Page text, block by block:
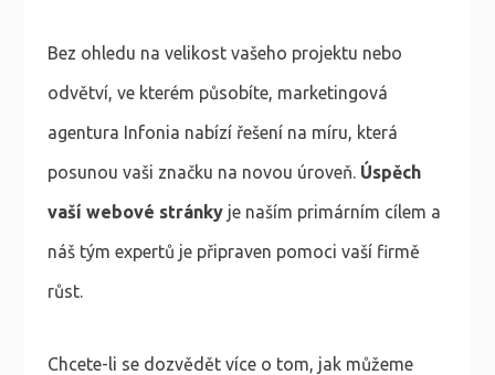
Bez ohledu na velikost vašeho projektu nebo
odvětví, ve kterém působíte, marketingová
agentura Infonia nabízí řešení na míru, která
posunou vaši značku na novou úroveň. Úspěch
vaší webové stránkyje naším primárním cílem a
náš tým expertů je připraven pomoci vaší firmě
růst.
Chcete-li se dozvědět více o tom, jak můžeme